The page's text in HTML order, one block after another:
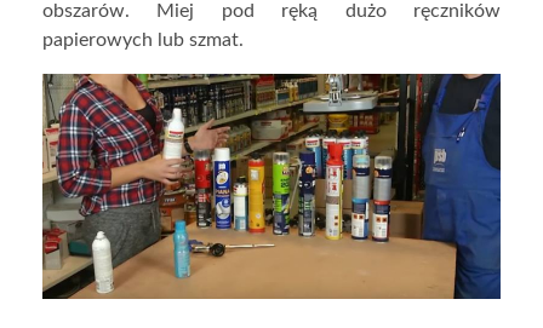
obszarów. Miej pod ręką dużo ręczników
papierowych lub szmat.